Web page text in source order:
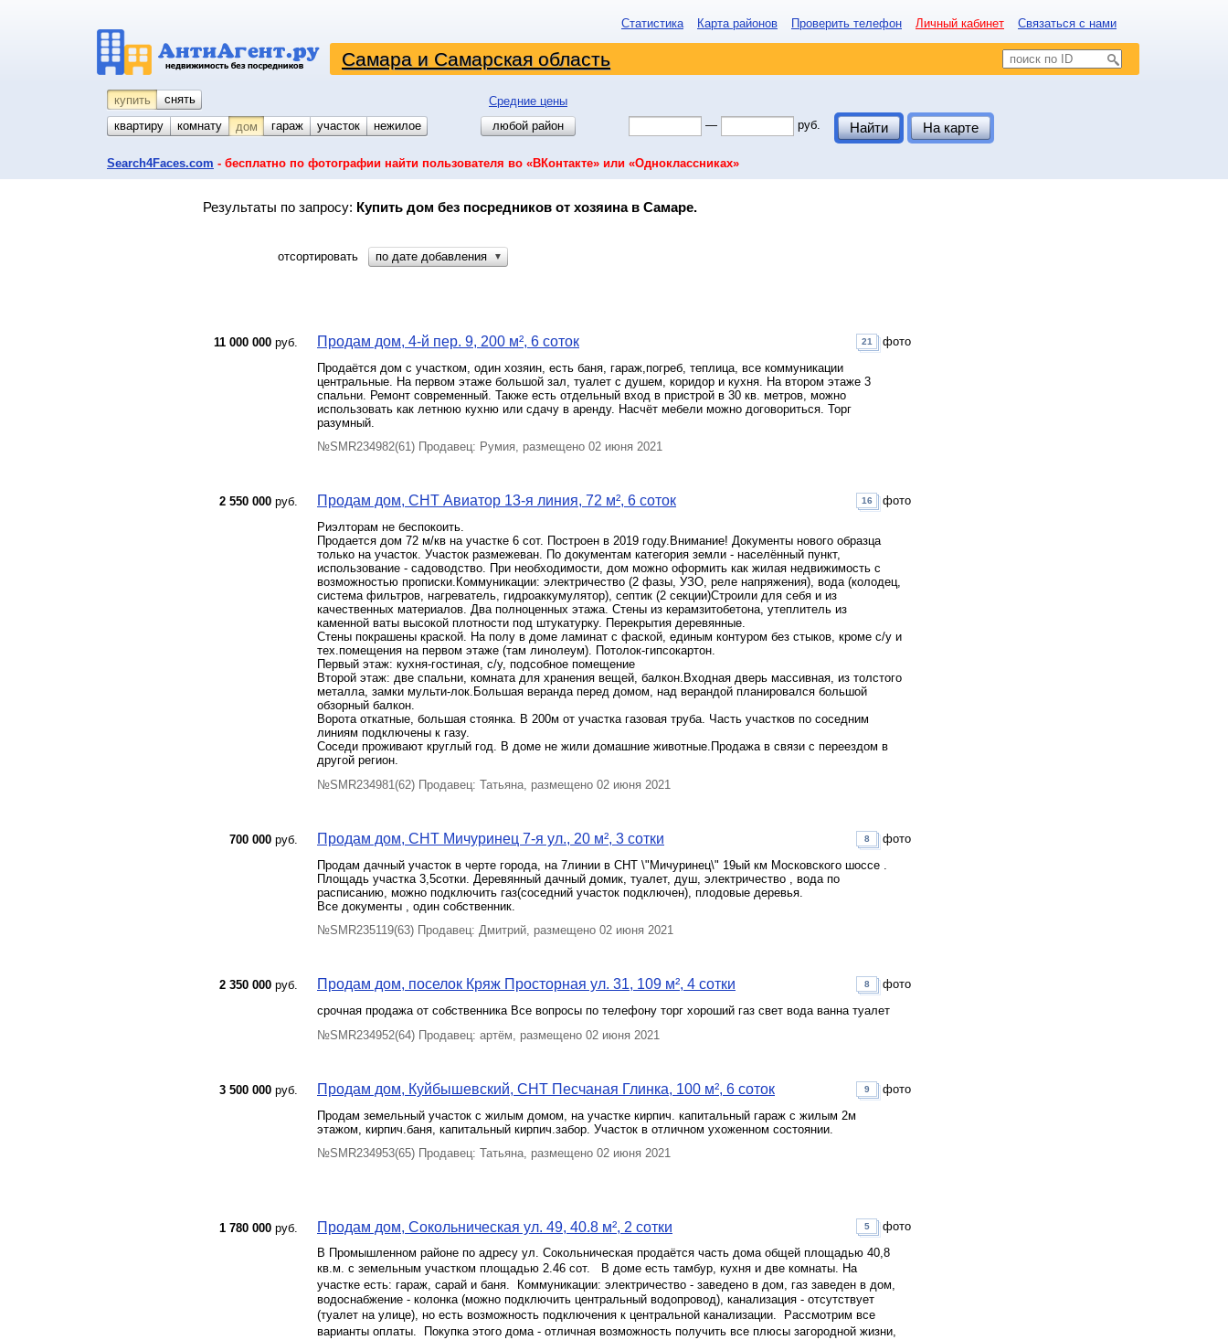
Статистика Карта районов Проверить телефон Личный кабинет Связаться с нами
Самара и Самарская область
купить снять
Средние цены
квартиру
комнату койко-место
дом гараж участок нежилое любой район — руб. Найти На карте
Search4Faces.com - бесплатно по фотографии найти пользователя во «ВКонтакте» или «Одноклассниках»
Результаты по запросу: Купить дом без посредников от хозяина в Самаре.
отсортировать по дате добавления ▼
11 000 000 руб. Продам дом, 4-й пер. 9, 200 м², 6 соток
Продаётся дом с участком, один хозяин, есть баня, гараж,погреб, теплица, все коммуникации
центральные. На первом этаже большой зал, туалет с душем, коридор и кухня. На втором этаже 3
спальни. Ремонт современный. Также есть отдельный вход в пристрой в 30 кв. метров, можно
использовать как летнюю кухню или сдачу в аренду. Насчёт мебели можно договориться. Торг
разумный.
21 фото
№SMR234982(61) Продавец: Румия, размещено 02 июня 2021
2 550 000 руб. Продам дом, СНТ Авиатор 13-я линия, 72 м², 6 соток
Риэлторам не беспокоить.
Продается дом 72 м/кв на участке 6 сот. Построен в 2019 году.Внимание! Документы нового образца
только на участок. Участок размежеван. По документам категория земли - населённый пункт,
использование - садоводство. При необходимости, дом можно оформить как жилая недвижимость с
возможностью прописки.Коммуникации: электричество (2 фазы, УЗО, реле напряжения), вода (колодец,
система фильтров, нагреватель, гидроаккумулятор), септик (2 секции)Строили для себя и из
качественных материалов. Два полноценных этажа. Стены из керамзитобетона, утеплитель из
каменной ваты высокой плотности под штукатурку. Перекрытия деревянные.
Стены покрашены краской. На полу в доме ламинат с фаской, единым контуром без стыков, кроме с/у и
тех.помещения на первом этаже (там линолеум). Потолок-гипсокартон.
Первый этаж: кухня-гостиная, с/у, подсобное помещение
Второй этаж: две спальни, комната для хранения вещей, балкон.Входная дверь массивная, из толстого
металла, замки мульти-лок.Большая веранда перед домом, над верандой планировался большой
обзорный балкон.
Ворота откатные, большая стоянка. В 200м от участка газовая труба. Часть участков по соседним
линиям подключены к газу.
Соседи проживают круглый год. В доме не жили домашние животные.Продажа в связи с переездом в
другой регион.
16 фото
№SMR234981(62) Продавец: Татьяна, размещено 02 июня 2021
700 000 руб. Продам дом, СНТ Мичуринец 7-я ул., 20 м², 3 сотки
Продам дачный участок в черте города, на 7линии в СНТ \"Мичуринец\" 19ый км Московского шоссе .
Площадь участка 3,5сотки. Деревянный дачный домик, туалет, душ, электричество , вода по
расписанию, можно подключить газ(соседний участок подключен), плодовые деревья.
Все документы , один собственник.
8 фото
№SMR235119(63) Продавец: Дмитрий, размещено 02 июня 2021
2 350 000 руб. Продам дом, поселок Кряж Просторная ул. 31, 109 м², 4 сотки
срочная продажа от собственника Все вопросы по телефону торг хороший газ свет вода ванна туалет
8 фото
№SMR234952(64) Продавец: артём, размещено 02 июня 2021
3 500 000 руб. Продам дом, Куйбышевский, СНТ Песчаная Глинка, 100 м², 6 соток
Продам земельный участок с жилым домом, на участке кирпич. капитальный гараж с жилым 2м
этажом, кирпич.баня, капитальный кирпич.забор. Участок в отличном ухоженном состоянии.
9 фото
№SMR234953(65) Продавец: Татьяна, размещено 02 июня 2021
1 780 000 руб. Продам дом, Сокольническая ул. 49, 40.8 м², 2 сотки
В Промышленном районе по адресу ул. Сокольническая продаётся часть дома общей площадью 40,8
кв.м. с земельным участком площадью 2.46 сот. В доме есть тамбур, кухня и две комнаты. На
участке есть: гараж, сарай и баня. Коммуникации: электричество - заведено в дом, газ заведен в дом,
водоснабжение - колонка (можно подключить центральный водопровод), канализация - отсутствует
(туалет на улице), но есть возможность подключения к центральной канализации. Рассмотрим все
варианты оплаты. Покупка этого дома - отличная возможность получить все плюсы загородной жизни,
5 фото